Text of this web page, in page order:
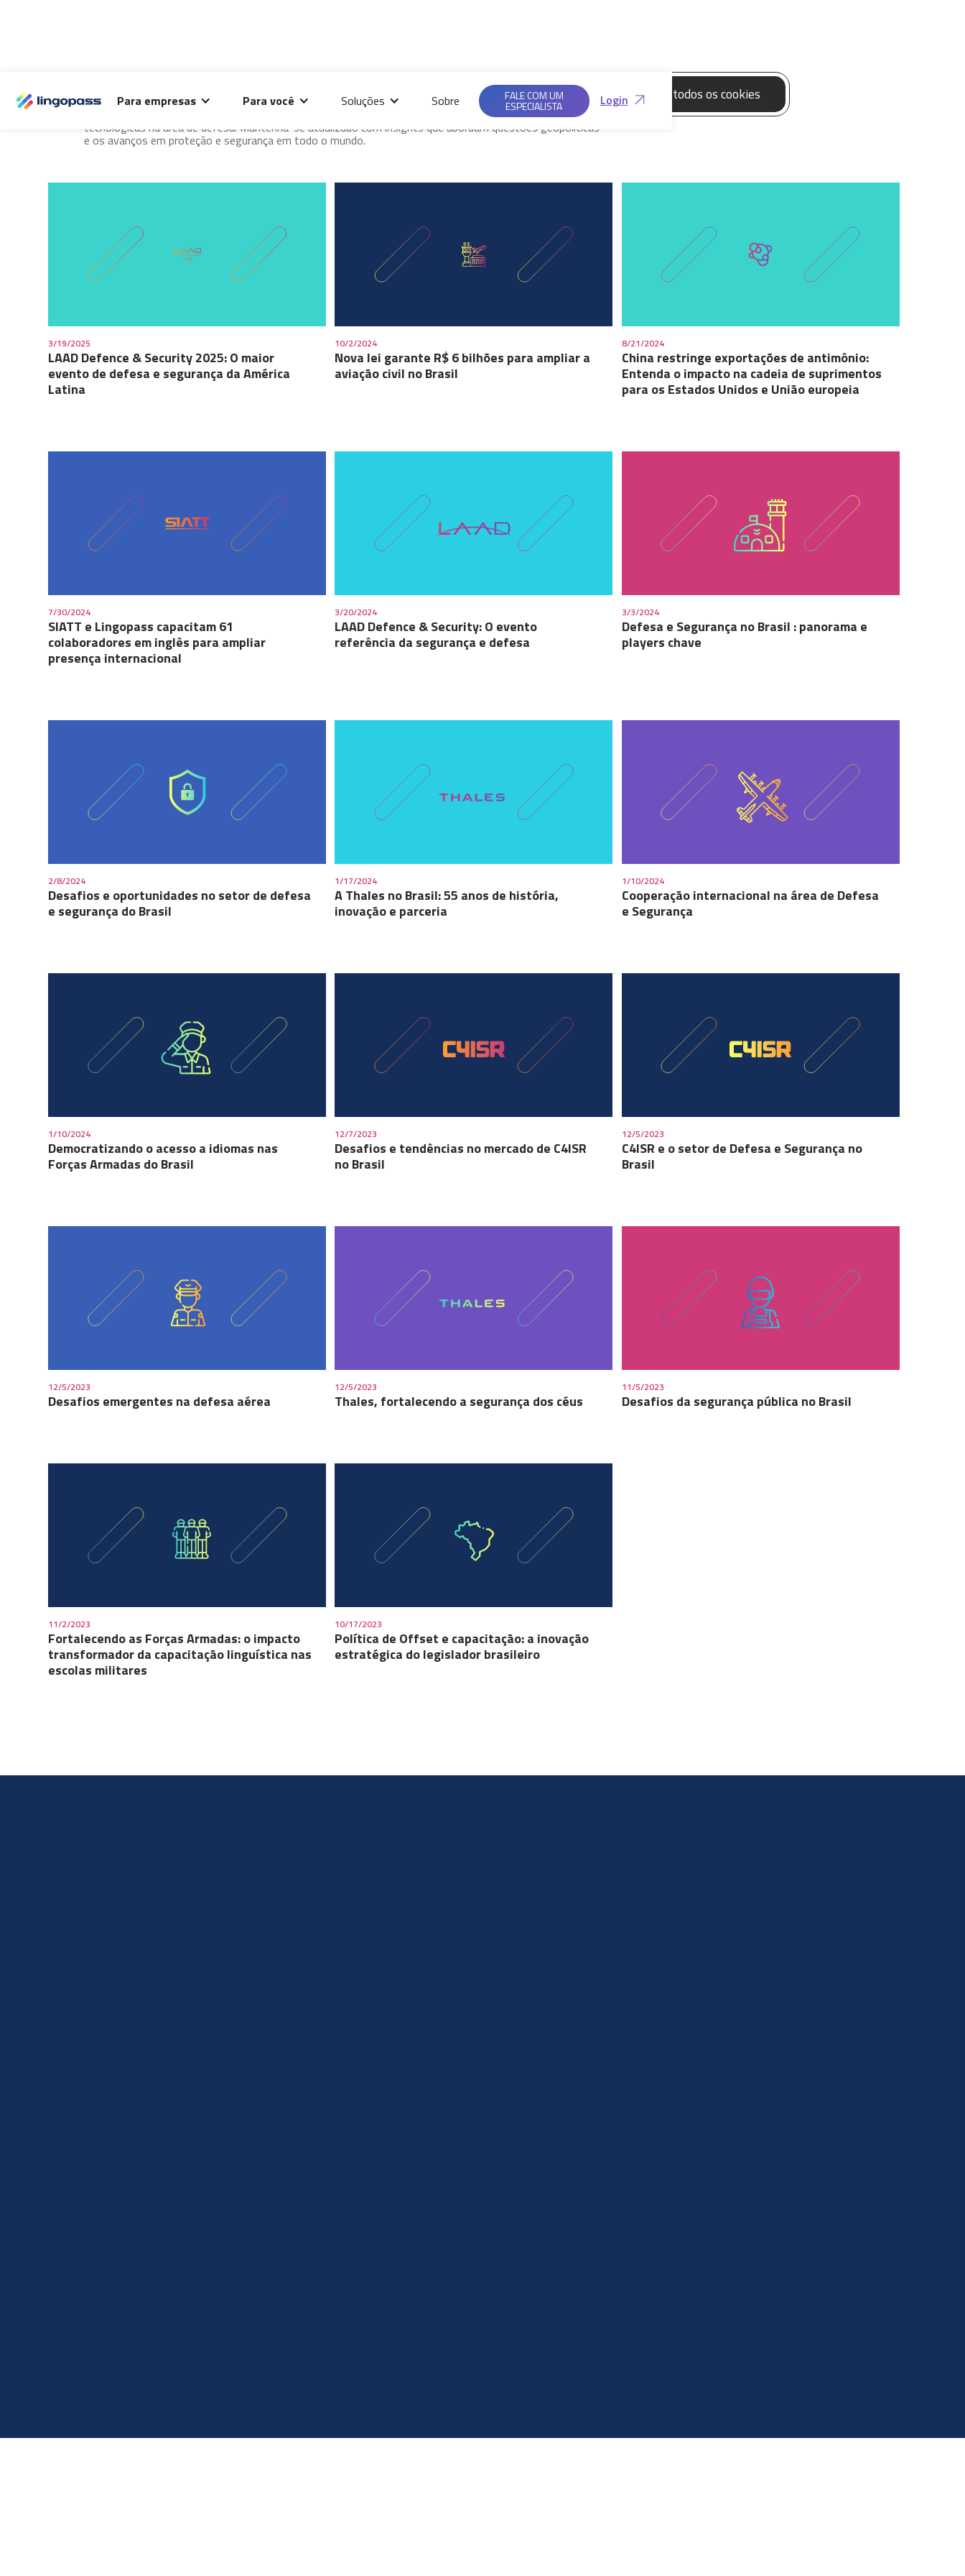
deste site e melhorar sua experiência de navegação.
Saiba mais em nossas
Políticas de
Privacidade.
Aceitar todos os cookies
Para empresas Para você Soluções Sobre FALE COM UM
ESPECIALISTA Login
Acompanhe análises profundas sobre estratégias militares, desafios de segurança global e inovações
tecnológicas na área de defesa. Mantenha-se atualizado com insights que abordam questões geopolíticas
e os avanços em proteção e segurança em todo o mundo.
3/19/2025
LAAD Defence & Security 2025: O maior
evento de defesa e segurança da América
Latina
10/2/2024
Nova lei garante R$ 6 bilhões para ampliar a
aviação civil no Brasil
8/21/2024
China restringe exportações de antimônio:
Entenda o impacto na cadeia de suprimentos
para os Estados Unidos e União europeia
7/30/2024
SIATT e Lingopass capacitam 61
colaboradores em inglês para ampliar
presença internacional
3/20/2024
LAAD Defence & Security: O evento
referência da segurança e defesa
3/3/2024
Defesa e Segurança no Brasil : panorama e
players chave
2/8/2024
Desafios e oportunidades no setor de defesa
e segurança do Brasil
1/17/2024
A Thales no Brasil: 55 anos de história,
inovação e parceria
1/10/2024
Cooperação internacional na área de Defesa
e Segurança
1/10/2024
Democratizando o acesso a idiomas nas
Forças Armadas do Brasil
12/7/2023
Desafios e tendências no mercado de C4ISR
no Brasil
12/5/2023
C4ISR e o setor de Defesa e Segurança no
Brasil
12/5/2023
Desafios emergentes na defesa aérea
12/5/2023
Thales, fortalecendo a segurança dos céus
11/5/2023
Desafios da segurança pública no Brasil
11/2/2023
Fortalecendo as Forças Armadas: o impacto
transformador da capacitação linguística nas
escolas militares
10/17/2023
Política de Offset e capacitação: a inovação
estratégica do legislador brasileiro